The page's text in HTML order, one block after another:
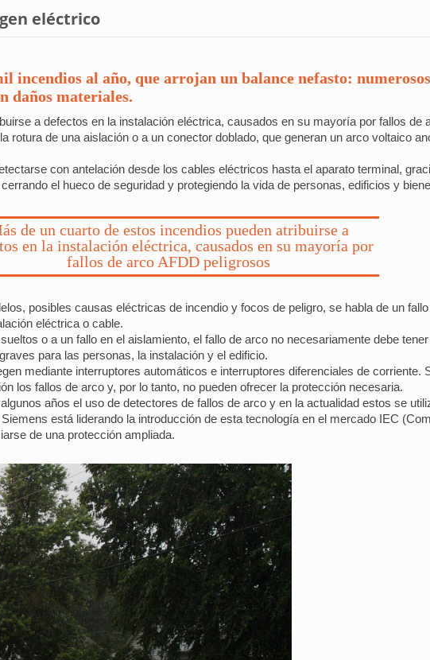
eléctrico
incendios al año, que arrojan un balance nefasto:
daños materiales.
a defectos en la instalación eléctrica, causados en su mayoría por fallos de
rotura de una aislación o a un conector doblado, que generan un arco voltaico
con antelación desde los cables eléctricos hasta el aparato terminal,
el hueco de seguridad y protegiendo la vida de personas, edificios y
de un cuarto de estos incendios pueden atribuirse a
en la instalación eléctrica, causados en su mayoría por
fallos de arco AFDD peligrosos
posibles causas eléctricas de incendio y focos de peligro, se habla de un
eléctrica o cable.
o a un fallo en el aislamiento, el fallo de arco no necesariamente debe
para las personas, la instalación y el edificio.
mediante interruptores automáticos e interruptores diferenciales de corriente.
los fallos de arco y, por lo tanto, no pueden ofrecer la protección necesaria.
años el uso de detectores de fallos de arco y en la actualidad estos se
está liderando la introducción de esta tecnología en el mercado IEC
de una protección ampliada.